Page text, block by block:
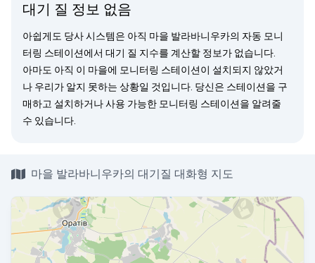
대기 질 정보 없음
아쉽게도 당사 시스템은 아직 마을 발라바니우카의 자동 모니
터링 스테이션에서 대기 질 지수를 계산할 정보가 없습니다.
아마도 아직 이 마을에 모니터링 스테이션이 설치되지 않았거
나 우리가 알지 못하는 상황일 것입니다. 당신은 스테이션을 구
매하고 설치하거나 사용 가능한 모니터링 스테이션을 알려줄
수 있습니다.
마을 발라바니우카의 대기질 대화형 지도